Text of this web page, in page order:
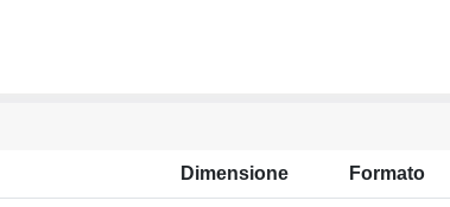
Dimensione Formato